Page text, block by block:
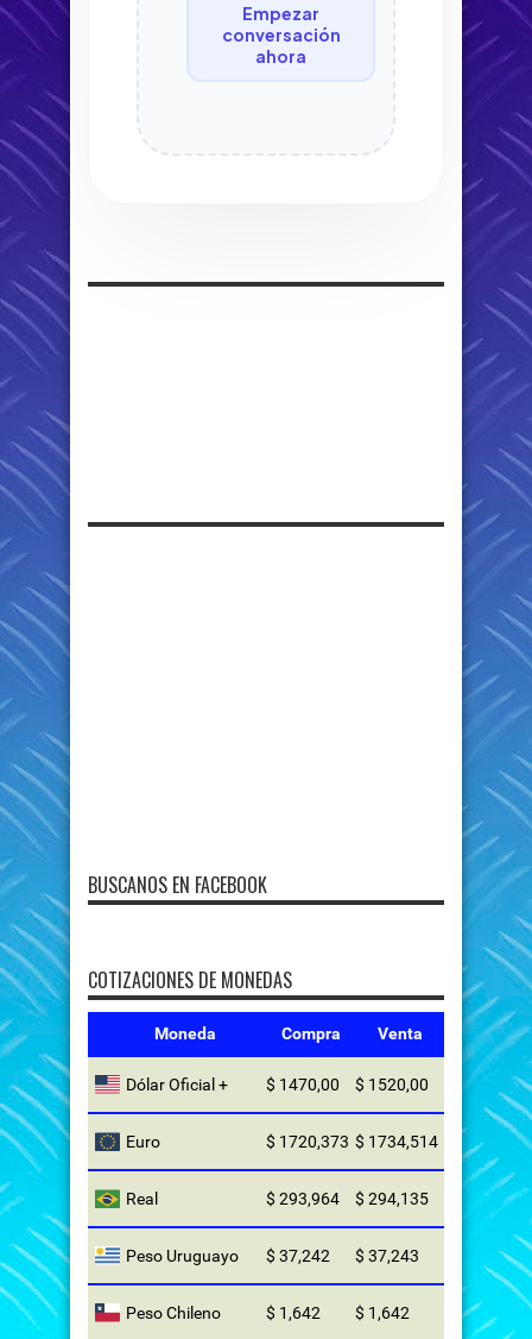
Empezar
conversación
ahora
BUSCANOS EN FACEBOOK
COTIZACIONES DE MONEDAS
Moneda Compra Venta
Dólar Oficial + $ 1470,00 $ 1520,00
Euro $ 1720,373 $ 1734,514
Real $ 293,964 $ 294,135
Peso Uruguayo $ 37,242 $ 37,243
Peso Chileno $ 1,642 $ 1,642